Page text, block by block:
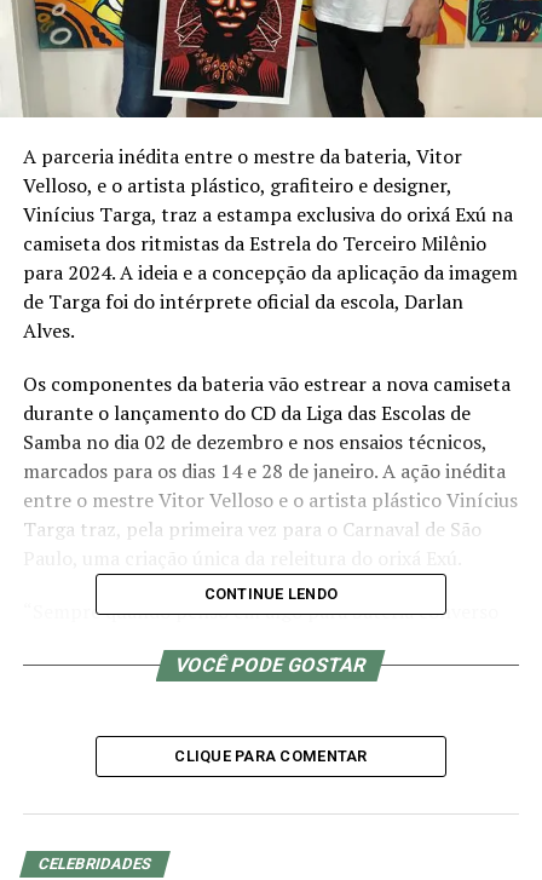
A parceria inédita entre o mestre da bateria, Vitor
Velloso, e o artista plástico, grafiteiro e designer,
Vinícius Targa, traz a estampa exclusiva do orixá Exú na
camiseta dos ritmistas da Estrela do Terceiro Milênio
para 2024. A ideia e a concepção da aplicação da imagem
de Targa foi do intérprete oficial da escola, Darlan
Alves.
Os componentes da bateria vão estrear a nova camiseta
durante o lançamento do CD da Liga das Escolas de
Samba no dia 02 de dezembro e nos ensaios técnicos,
marcados para os dias 14 e 28 de janeiro. A ação inédita
entre o mestre Vitor Velloso e o artista plástico Vinícius
Targa traz, pela primeira vez para o Carnaval de São
“Sempre quando penso em algo para bateria converso
essa imagem, eu falei: ‘É isso!’. Fomos conversar com o
milhares de compartilhamentos e pedidos para compra.
Os ritmistas amaram, todo mundo amou”, celebra Vitor.
CONTINUE LENDO
VOCÊ PODE GOSTAR
CLIQUE PARA COMENTAR
CELEBRIDADES